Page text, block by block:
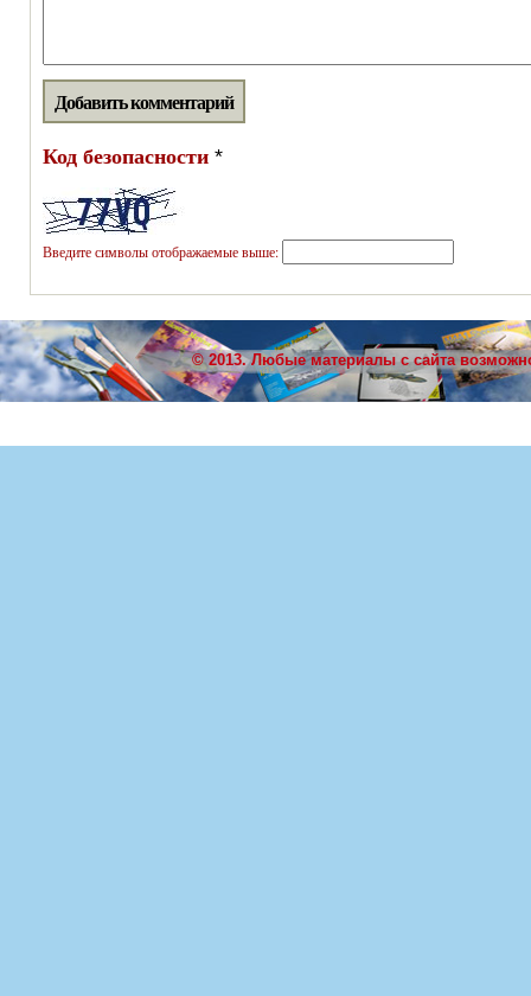
Код безопасности *
Введите символы отображаемые выше:
© 2013. Любые материалы с сайта